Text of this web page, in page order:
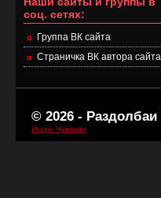
соц. сетях:
Группа ВК сайта
Страничка ВК автора сайта
© 2026 - Раздолбаи
Игорь Чувакин